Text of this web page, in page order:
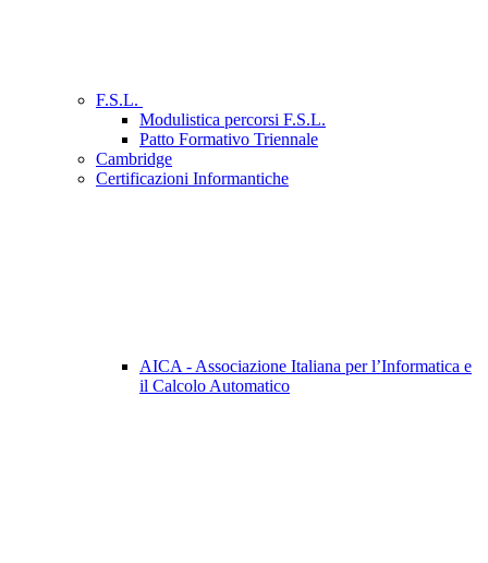
F.S.L.
Modulistica percorsi F.S.L.
Patto Formativo Triennale
Cambridge
Certificazioni Informantiche
AICA - Associazione Italiana per l’Informatica e
il Calcolo Automatico